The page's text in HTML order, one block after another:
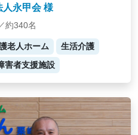
人永甲会 様
約340名
老人ホーム
生活介護
害者支援施設